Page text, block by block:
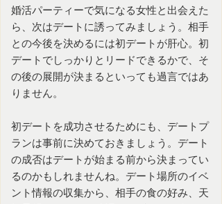
婚活パーティーで気になる女性と出会えた
ら、次はデートに誘ってみましょう。相手
との今後を決めるには初デートが肝心。初
デートでしっかりとリードできるかで、そ
の後の展開が決まるといっても過言ではあ
りません。
初デートを成功させるためにも、デートプ
ランは事前に決めておきましょう。デート
の成否はデートが始まる前から決まってい
るのかもしれませんね。デート場所のイベ
ント情報の収集から、相手の食の好み、天